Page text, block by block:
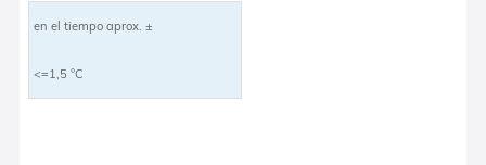
en el tiempo aprox. ±
<=1,5 °C